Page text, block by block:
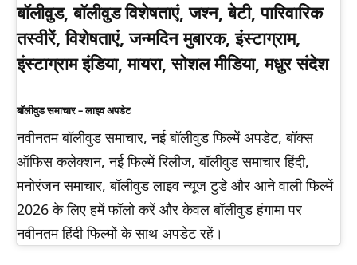
बॉलीवुड, बॉलीवुड विशेषताएं, जश्न, बेटी, पारिवारिक
तस्वीरें, विशेषताएं, जन्मदिन मुबारक, इंस्टाग्राम,
इंस्टाग्राम इंडिया, मायरा, सोशल मीडिया, मधुर संदेश
बॉलीवुड समाचार – लाइव अपडेट
नवीनतम बॉलीवुड समाचार, नई बॉलीवुड फिल्में अपडेट, बॉक्स
ऑफिस कलेक्शन, नई फिल्में रिलीज, बॉलीवुड समाचार हिंदी,
मनोरंजन समाचार, बॉलीवुड लाइव न्यूज टुडे और आने वाली फिल्में
2026 के लिए हमें फॉलो करें और केवल बॉलीवुड हंगामा पर
नवीनतम हिंदी फिल्मों के साथ अपडेट रहें।